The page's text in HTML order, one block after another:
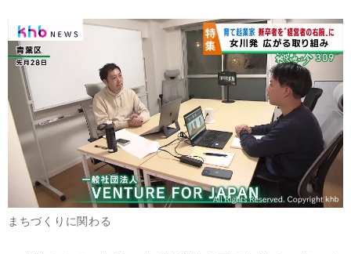
まちづくりに関わる